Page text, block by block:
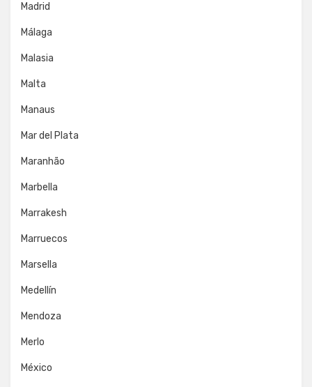
Madrid
Málaga
Malasia
Malta
Manaus
Mar del Plata
Maranhão
Marbella
Marrakesh
Marruecos
Marsella
Medellín
Mendoza
Merlo
México